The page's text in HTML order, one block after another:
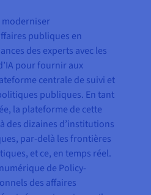
moderniser
publiques en
des experts avec les
pour fournir aux
centrale de suivi et
publiques. En tant
la plateforme de cette
des dizaines d’institutions
par-delà les frontières
et ce, en temps réel.
de Policy-
des affaires